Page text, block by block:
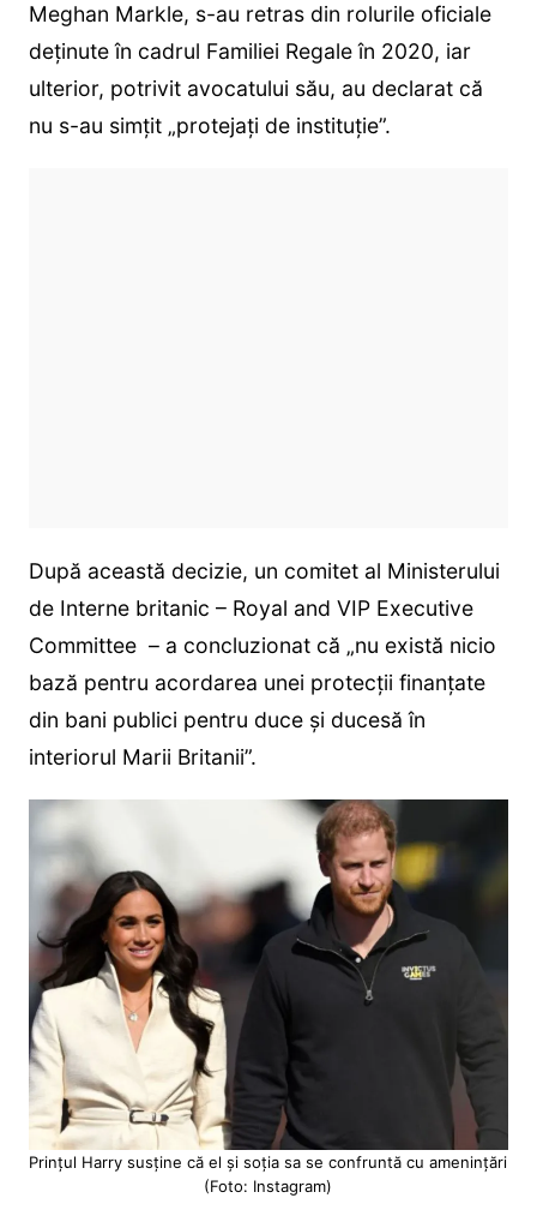
Meghan Markle, s-au retras din rolurile oficiale
deținute în cadrul Familiei Regale în 2020, iar
ulterior, potrivit avocatului său, au declarat că
nu s-au simțit „protejați de instituție”.
După această decizie, un comitet al Ministerului
de Interne britanic – Royal and VIP Executive
Committee – a concluzionat că „nu există nicio
bază pentru acordarea unei protecții finanțate
din bani publici pentru duce și ducesă în
interiorul Marii Britanii”.
Prințul Harry susține că el și soția sa se confruntă cu amenințări
(Foto: Instagram)